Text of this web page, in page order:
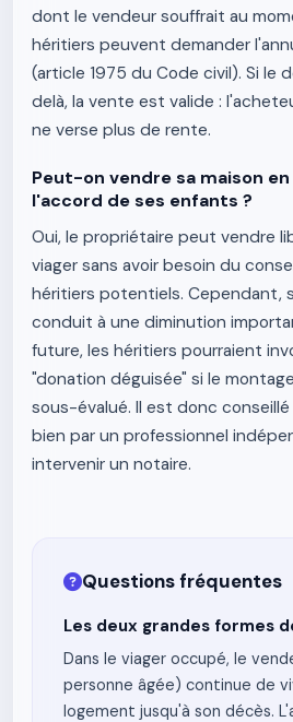
dont le vendeur souffrait au
héritiers peuvent demander
(article 1975 du Code civil). Si le
delà, la vente est valide :
ne verse plus de rente.
Peut-on vendre sa maison en
l'accord de ses enfants ?
Oui, le propriétaire peut vendre
viager sans avoir besoin du
héritiers potentiels. Cependant,
conduit à une diminution
future, les héritiers pourraient
"donation déguisée" si le
sous-évalué. Il est donc
bien par un professionnel
intervenir un notaire.
Questions fréquentes
Les deux grandes formes
Dans le viager occupé, le
personne âgée) continue de
logement jusqu'à son décès.